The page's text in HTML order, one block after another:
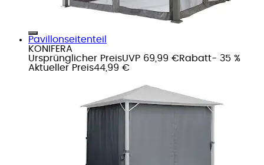
Pavillonseitenteil
KONIFERA
Ursprünglicher PreisUVP 69,99 €Rabatt- 35 %
Aktueller Preis44,99 €